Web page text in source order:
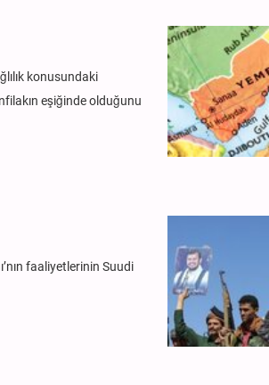
konusundaki
eşiğinde olduğunu
faaliyetlerinin Suudi